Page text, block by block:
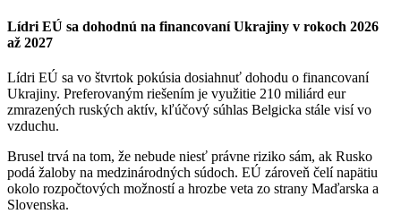
Lídri EÚ sa dohodnú na financovaní Ukrajiny v rokoch 2026
až 2027
Lídri EÚ sa vo štvrtok pokúsia dosiahnuť dohodu o financovaní
Ukrajiny. Preferovaným riešením je využitie 210 miliárd eur
zmrazených ruských aktív, kľúčový súhlas Belgicka stále visí vo
vzduchu.
Brusel trvá na tom, že nebude niesť právne riziko sám, ak Rusko
podá žaloby na medzinárodných súdoch. EÚ zároveň čelí napätiu
okolo rozpočtových možností a hrozbe veta zo strany Maďarska a
Slovenska.